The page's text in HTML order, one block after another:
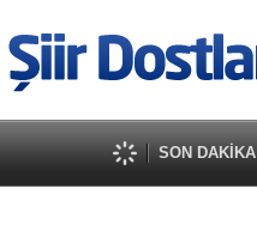
SON DAKİKA